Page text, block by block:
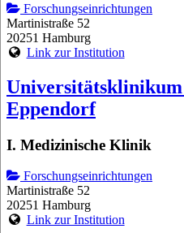
Forschungseinrichtungen
Martinistraße 52
20251 Hamburg
Link zur Institution
Eppendorf
I. Medizinische Klinik
Forschungseinrichtungen
Martinistraße 52
20251 Hamburg
Link zur Institution